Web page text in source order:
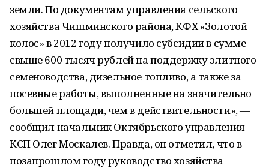
земли. По документам управления сельского
хозяйства Чишминского района, КФХ «Золотой
колос» в 2012 году получило субсидии в сумме
свыше 600 тысяч рублей на поддержку элитного
семеноводства, дизельное топливо, а также за
посевные работы, выполненные на значительно
большей площади, чем в действительности», —
сообщил начальник Октябрьского управления
КСП Олег Москалев. Правда, он отметил, что в
позапрошлом году руководство хозяйства